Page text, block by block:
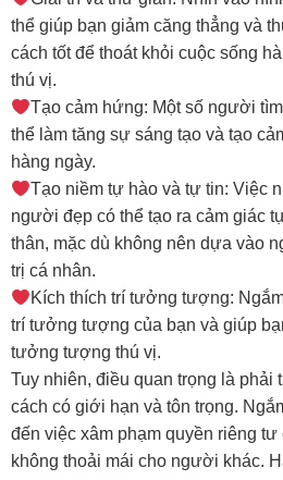
thể giúp bạn giảm căng thẳng và
cách tốt để thoát khỏi cuộc sống
thú vị.
Tạo cảm hứng: Một số người
thể làm tăng sự sáng tạo và tạo
hàng ngày.
Tạo niềm tự hào và tự tin: Việc
người đẹp có thể tạo ra cảm giác
thân, mặc dù không nên dựa vào
trị cá nhân.
Kích thích trí tưởng tượng:
trí tưởng tượng của bạn và giúp
tưởng tượng thú vị.
Tuy nhiên, điều quan trọng là phải
cách có giới hạn và tôn trọng.
đến việc xâm phạm quyền riêng
không thoải mái cho người khác.